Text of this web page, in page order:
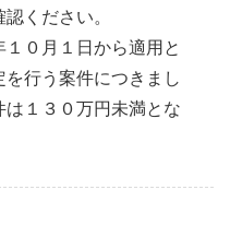
ください。
０月１日から適用と
行う案件につきまし
１３０万円未満とな